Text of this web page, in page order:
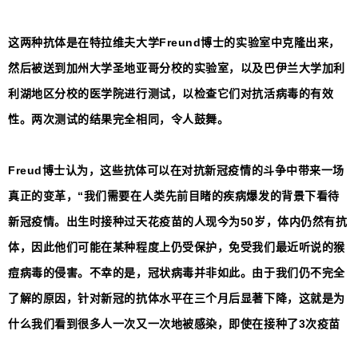
这两种抗体是在特拉维夫大学Freund博士的实验室中克隆出来，
然后被送到加州大学圣地亚哥分校的实验室，以及巴伊兰大学加利
利湖地区分校的医学院进行测试， 以检查它们对抗活病毒的有效
性。两次测试的结果完全相同，令人鼓舞。
Freud博士认为，这些抗体可以在对抗新冠疫情的斗争中带来一场
真正的变革，“我们需要在人类先前目睹的疾病爆发的背景下看待
新冠疫情。出生时接种过天花疫苗的人现今为50岁，体内仍然有抗
体，因此他们可能在某种程度上仍受保护，免受我们最近听说的猴
痘病毒的侵害。不幸的是，冠状病毒并非如此。由于我们仍不完全
了解的原因，针对新冠的抗体水平在三个月后显著下降，这就是为
什么我们看到很多人一次又一次地被感染，即使在接种了3次疫苗